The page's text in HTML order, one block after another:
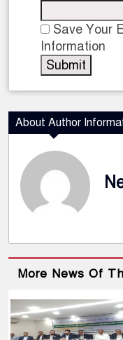
Save Your
Information
About Author
More News Of